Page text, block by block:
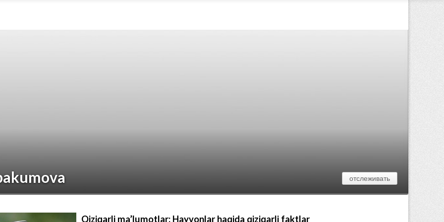
отслеживать
Qiziqarli ma’lumotlar: Hayvonlar haqida qiziqarli faktlar